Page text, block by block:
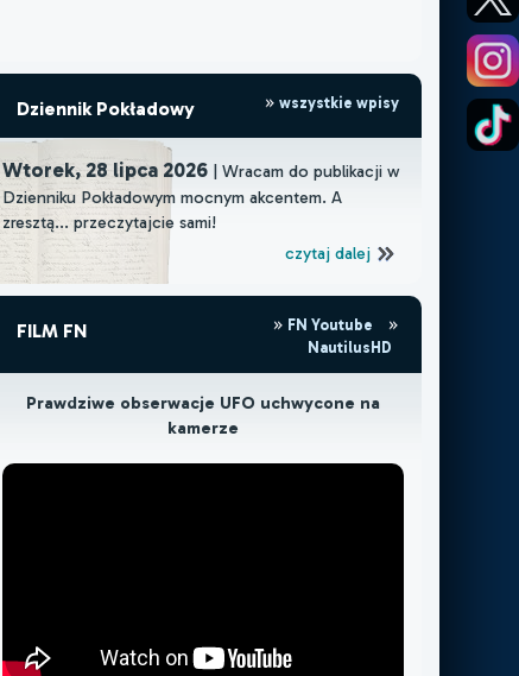
Dziennik Pokładowy wszystkie wpisy
Wtorek, 28 lipca 2026| Wracam do publikacji w
Dzienniku Pokładowym mocnym akcentem. A
zresztą... przeczytajcie sami!
czytaj dalej
FILM FN
FN Youtube
NautilusHD
Prawdziwe obserwacje UFO uchwycone na
kamerze